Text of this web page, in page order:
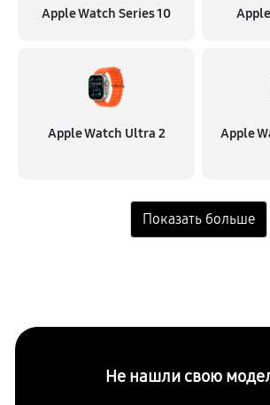
Apple Watch Series 10
Apple Watch Ultra 2
Apple
Не нашли свою